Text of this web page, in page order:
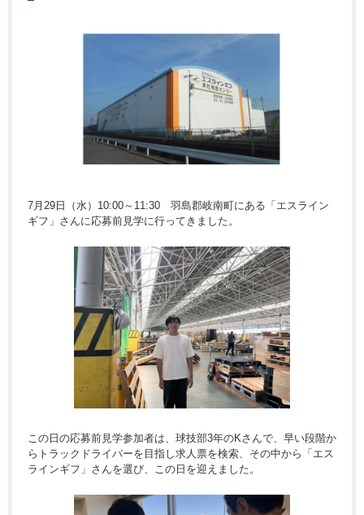
7月29日（水）10:00～11:30 羽島郡岐南町にある「エスライン
ギフ」さんに応募前見学に行ってきました。
この日の応募前見学参加者は、球技部3年のKさんで、早い段階か
らトラックドライバーを目指し求人票を検索、その中から「エス
ラインギフ」さんを選び、この日を迎えました。